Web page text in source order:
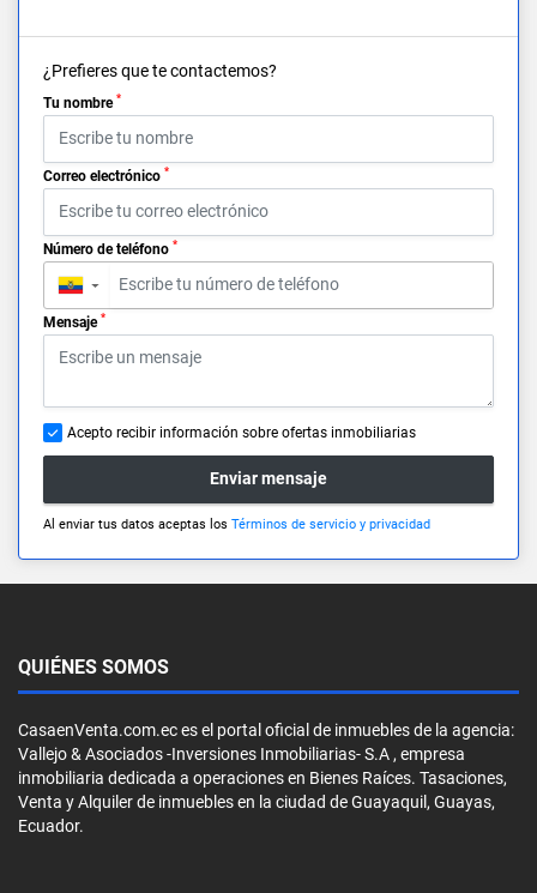
¿Prefieres que te contactemos?
Tu nombre *
Correo electrónico *
Número de teléfono *
▼
Mensaje *
Acepto recibir información sobre ofertas inmobiliarias
Enviar mensaje
Al enviar tus datos aceptas los Términos de servicio y privacidad
QUIÉNES SOMOS
CasaenVenta.com.ec es el portal oficial de inmuebles de la agencia:
Vallejo & Asociados -Inversiones Inmobiliarias- S.A , empresa
inmobiliaria dedicada a operaciones en Bienes Raíces. Tasaciones,
Venta y Alquiler de inmuebles en la ciudad de Guayaquil, Guayas,
Ecuador.